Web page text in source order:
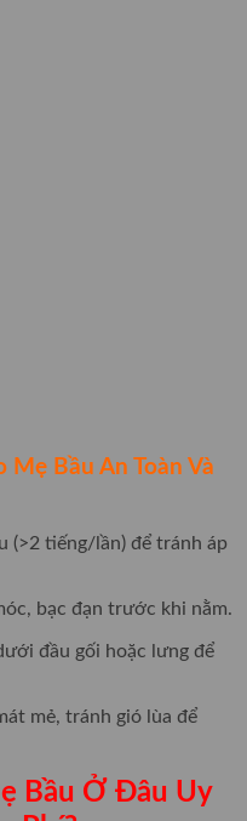
Mẹ Bầu An Toàn Và
(>2 tiếng/lần) để tránh áp
bạc đạn trước khi nằm.
đầu gối hoặc lưng để
mẻ, tránh gió lùa để
Bầu Ở Đâu Uy